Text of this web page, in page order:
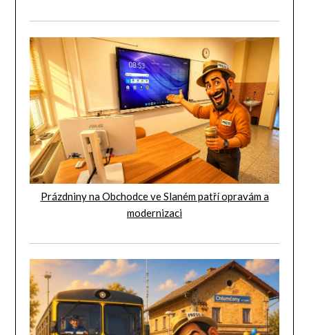
Prázdniny na Obchodce ve Slaném patří opravám a
modernizaci